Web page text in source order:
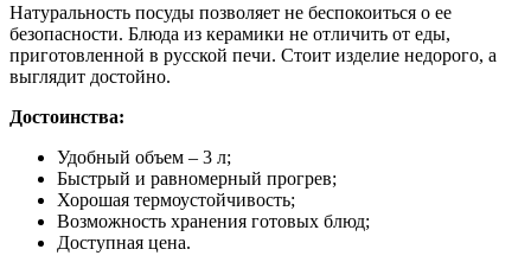
Натуральность посуды позволяет не беспокоиться о ее
безопасности. Блюда из керамики не отличить от еды,
приготовленной в русской печи. Стоит изделие недорого, а
выглядит достойно.
Достоинства:
Удобный объем – 3 л;
Быстрый и равномерный прогрев;
Хорошая термоустойчивость;
Возможность хранения готовых блюд;
Доступная цена.